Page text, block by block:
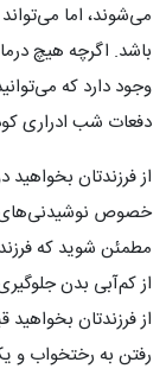
می‌شوند، اما
باشد. اگرچه هیچ
وجود دارد که
دفعات شب ادراری
از فرزندتان
خصوص نوشیدنی‌های
مطمئن شوید که
از کم‌آبی بدن
از فرزندتان
رفتن به رختخواب و